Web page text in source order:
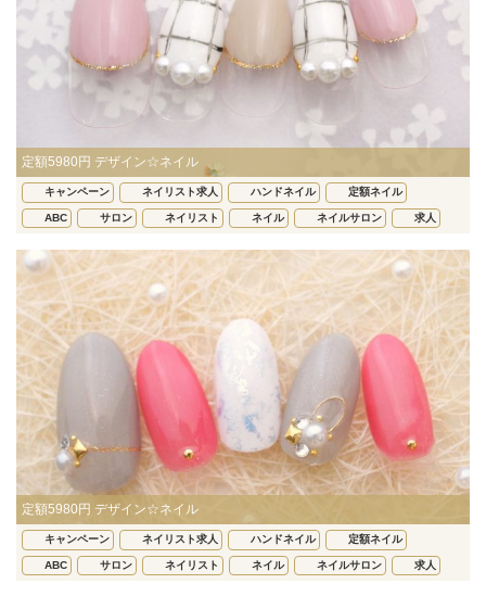
定額5980円 デザイン☆ネイル
キャンペーン ネイリスト求人 ハンドネイル 定額ネイル
ABC サロン ネイリスト ネイル ネイルサロン 求人
定額5980円 デザイン☆ネイル
キャンペーン ネイリスト求人 ハンドネイル 定額ネイル
ABC サロン ネイリスト ネイル ネイルサロン 求人